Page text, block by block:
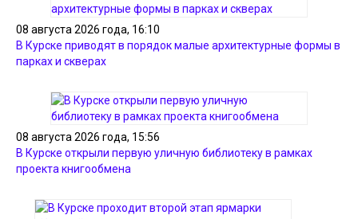
08 августа 2026 года, 16:10
В Курске приводят в порядок малые архитектурные формы в
парках и скверах
08 августа 2026 года, 15:56
В Курске открыли первую уличную библиотеку в рамках
проекта книгообмена